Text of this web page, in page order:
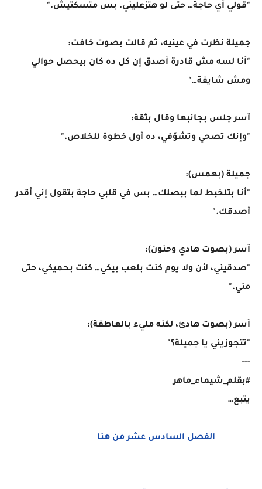
"قولي أي حاجة… حتى لو هتزعليني. بس متسكتيش."
جميلة نظرت في عينيه، ثم قالت بصوت خافت:
"أنا لسه مش قادرة أصدق إن كل ده كان بيحصل حوالي
ومش شايفة…"
آسر جلس بجانبها وقال بثقة:
"وإنك تصحي وتشوّفي، ده أول خطوة للخلاص."
جميلة (بهمس):
"أنا بتلخبط لما ببصلك… بس في قلبي حاجة بتقول إني أقدر
أصدقك."
آسر (بصوت هادي وحنون):
"صدقيني، لأن ولا يوم كنت بلعب بيكي… كنت بحميكي، حتى
مني."
آسر (بصوت هادئ، لكنه مليء بالعاطفة):
"تتجوزيني يا جميلة؟"
---
#بقلم_شيماء_ماهر
يتبع…
الفصل السادس عشر من هنا